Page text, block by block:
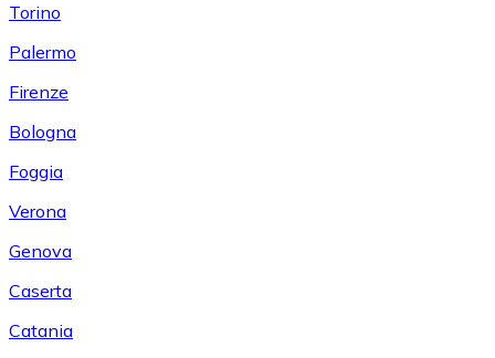
Torino
Palermo
Firenze
Bologna
Foggia
Verona
Genova
Caserta
Catania